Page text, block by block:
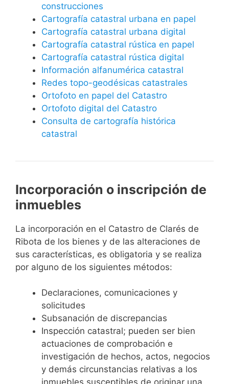
construcciones
Cartografía catastral urbana en papel
Cartografía catastral urbana digital
Cartografía catastral rústica en papel
Cartografía catastral rústica digital
Información alfanumérica catastral
Redes topo-geodésicas catastrales
Ortofoto en papel del Catastro
Ortofoto digital del Catastro
Consulta de cartografía histórica
catastral
Incorporación o inscripción de
inmuebles
La incorporación en el Catastro de Clarés de
Ribota de los bienes y de las alteraciones de
sus características, es obligatoria y se realiza
por alguno de los siguientes métodos:
Declaraciones, comunicaciones y
solicitudes
Subsanación de discrepancias
Inspección catastral; pueden ser bien
actuaciones de comprobación e
investigación de hechos, actos, negocios
y demás circunstancias relativas a los